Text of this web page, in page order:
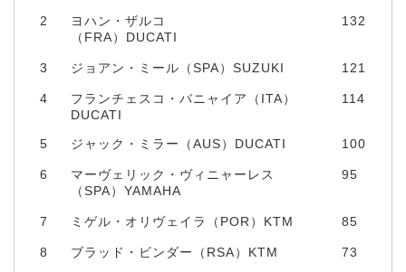
2
ヨハン・ザルコ
（FRA）DUCATI
132
3 ジョアン・ミール（SPA）SUZUKI 121
4
フランチェスコ・バニャイア（ITA）
DUCATI
114
5 ジャック・ミラー（AUS）DUCATI 100
6
マーヴェリック・ヴィニャーレス
（SPA）YAMAHA
95
7 ミゲル・オリヴェイラ（POR）KTM 85
8 ブラッド・ビンダー（RSA）KTM 73